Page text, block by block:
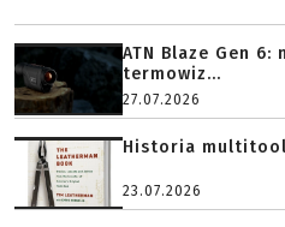
ATN Blaze Gen 6:
termowiz...
27.07.2026
Historia
23.07.2026